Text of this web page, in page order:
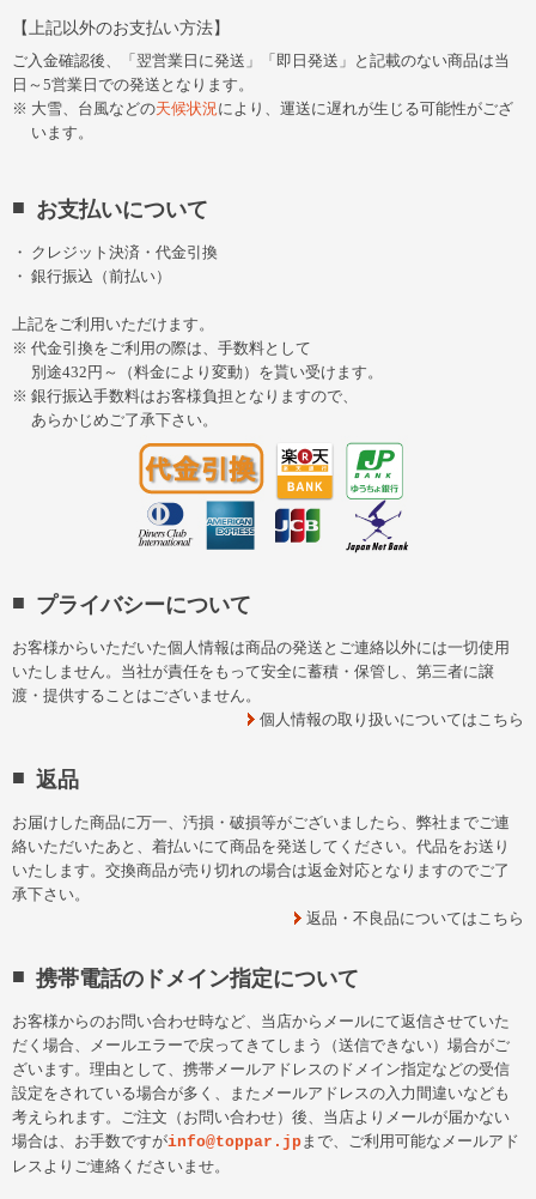
上記以外のお支払い方法
ご入金確認後、「翌営業日に発送」「即日発送」と記載のない商品は当
日～5営業日での発送となります。
大雪、台風などの天候状況により、運送に遅れが生じる可能性がござ
います。
お支払いについて
クレジット決済・代金引換
銀行振込（前払い）
上記をご利用いただけます。
代金引換をご利用の際は、手数料として
別途432円～（料金により変動）を貰い受けます。
銀行振込手数料はお客様負担となりますので、
あらかじめご了承下さい。
プライバシーについて
お客様からいただいた個人情報は商品の発送とご連絡以外には一切使用
いたしません。当社が責任をもって安全に蓄積・保管し、第三者に譲
渡・提供することはございません。
個人情報の取り扱いについてはこちら
返品
お届けした商品に万一、汚損・破損等がございましたら、弊社までご連
絡いただいたあと、着払いにて商品を発送してください。代品をお送り
いたします。交換商品が売り切れの場合は返金対応となりますのでご了
承下さい。
返品・不良品についてはこちら
携帯電話のドメイン指定について
お客様からのお問い合わせ時など、当店からメールにて返信させていた
だく場合、メールエラーで戻ってきてしまう（送信できない）場合がご
ざいます。理由として、携帯メールアドレスのドメイン指定などの受信
設定をされている場合が多く、またメールアドレスの入力間違いなども
考えられます。ご注文（お問い合わせ）後、当店よりメールが届かない
場合は、お手数ですがinfo@toppar.jp まで、ご利用可能なメールアド
レスよりご連絡くださいませ。